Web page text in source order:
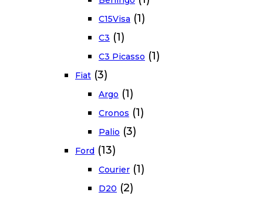
C15Visa (1)
C3 (1)
C3 Picasso (1)
Fiat (3)
Argo (1)
Cronos (1)
Palio (3)
Ford (13)
Courier (1)
D20 (2)